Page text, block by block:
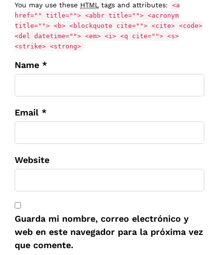
You may use these HTML tags and attributes:
<a
href="" title=""> <abbr title=""> <acronym
title=""> <b> <blockquote cite=""> <cite> <code>
<del datetime=""> <em> <i> <q cite=""> <s>
<strike> <strong>
Name *
Email *
Website
Guarda mi nombre, correo electrónico y
web en este navegador para la próxima vez
que comente.